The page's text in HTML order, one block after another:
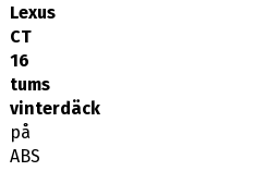
Lexus
CT
16
tums
vinterdäck
på
ABS